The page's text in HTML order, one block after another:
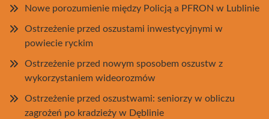
Nowe porozumienie między Policją a PFRON w Lublinie
Ostrzeżenie przed oszustami inwestycyjnymi w
powiecie ryckim
Ostrzeżenie przed nowym sposobem oszustw z
wykorzystaniem wideorozmów
Ostrzeżenie przed oszustwami: seniorzy w obliczu
zagrożeń po kradzieży w Dęblinie